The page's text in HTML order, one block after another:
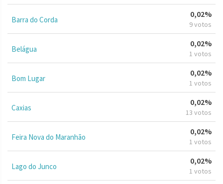
Barra do Corda
0,02%
9 votos
Belágua
0,02%
1 votos
Bom Lugar
0,02%
1 votos
Caxias
0,02%
13 votos
Feira Nova do Maranhão
0,02%
1 votos
Lago do Junco
0,02%
1 votos